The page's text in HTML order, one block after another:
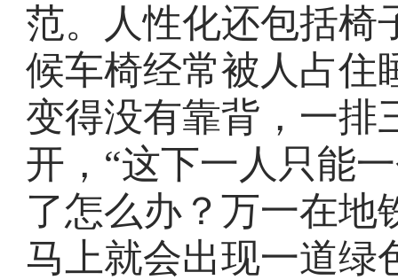
范。人性化还包括椅
候车椅经常被人占住
变得没有靠背，一排
开，“这下一人只能
了怎么办？万一在地
马上就会出现一道绿